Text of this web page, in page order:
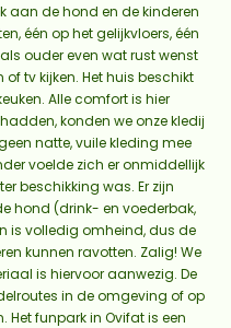
aan de hond en de kinderen
één op het gelijkvloers, één
ouder even wat rust wenst
tv kijken. Het huis beschikt
Alle comfort is hier
konden we onze kledij
natte, vuile kleding mee
voelde zich er onmiddellijk
beschikking was. Er zijn
hond (drink- en voederbak,
is volledig omheind, dus de
kunnen ravotten. Zalig! We
is hiervoor aanwezig. De
in de omgeving of op
Het funpark in Ovifat is een